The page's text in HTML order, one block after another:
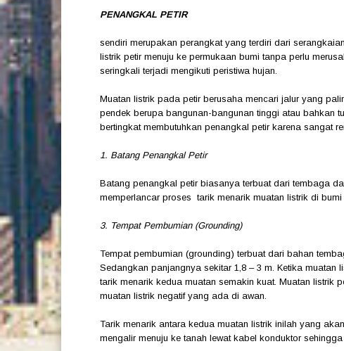
PENANGKAL PETIR
sendiri merupakan perangkat yang terdiri dari
listrik petir menuju ke permukaan bumi tanpa perlu
seringkali terjadi mengikuti peristiwa hujan.
Muatan listrik pada petir berusaha mencari jalur yang
pendek berupa bangunan-bangunan tinggi atau bahkan
bertingkat membutuhkan penangkal petir karena sangat
1. Batang Penangkal Petir
Batang penangkal petir biasanya terbuat dari tembaga
memperlancar proses tarik menarik muatan listrik di
3. Tempat Pembumian (Grounding)
Tempat pembumian (grounding) terbuat dari bahan
Sedangkan panjangnya sekitar 1,8 – 3 m. Ketika
tarik menarik kedua muatan semakin kuat. Muatan listrik
muatan listrik negatif yang ada di awan.
Tarik menarik antara kedua muatan listrik inilah yang
mengalir menuju ke tanah lewat kabel konduktor